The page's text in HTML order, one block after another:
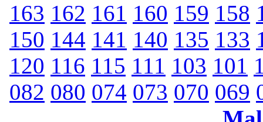
163 162 161 160 159 158
150 144 141 140 135 133
120 116 115 111 103 101
082 080 074 073 070 069